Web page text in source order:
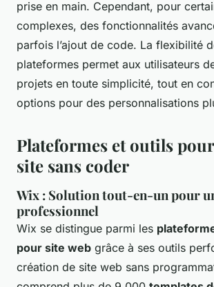
prise en main. Cependant, pour
complexes, des fonctionnalités
parfois l’ajout de code. La flexibilité
plateformes permet aux utilisateurs
projets en toute simplicité, tout en
options pour des personnalisations
Plateformes et outils
site sans coder
Wix : Solution tout-en-un pour
professionnel
Wix se distingue parmi les
pour site web grâce à ses outils
création de site web sans